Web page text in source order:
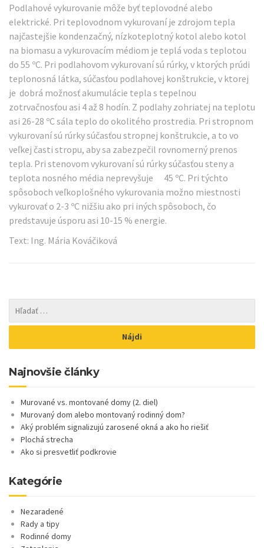
Podlahové vykurovanie môže byť teplovodné alebo
elektrické. Pri teplovodnom vykurovaní je zdrojom tepla
najčastejšie kondenzačný, nízkoteplotný kotol alebo kotol
na biomasu a vykurovacím médiom je teplá voda s teplotou
do 55 ºC. Pri podlahovom vykurovaní sú rúrky, v ktorých prúdi
teplonosná látka, súčasťou podlahovej konštrukcie, v ktorej
je dobrá možnosť akumulácie tepla s tepelnou
zotrvačnosťou asi 4 až 8 hodín. Z podlahy zohriatej na teplotu
asi 26-28 ºC sála teplo do okolitého prostredia. Pri stropnom
vykurovaní sú rúrky súčasťou stropnej konštrukcie, a to vo
veľkej časti stropu, aby sa zabezpečil rovnomerný prenos
tepla. Pri stenovom vykurovaní sú rúrky súčasťou steny a
teplota nosného média neprevyšuje 45 ºC. Pri týchto
spôsoboch veľkoplošného vykurovania možno miestnosti
vykurovať o 2-3 ºC nižšiu ako pri iných spôsoboch, čo
predstavuje úsporu asi 10-15 % energie.
Text: Ing. Mária Kováčiková
Najnovšie články
Murované vs. montované domy (2. diel)
Murovaný dom alebo montovaný rodinný dom?
Aký problém signalizujú zarosené okná a ako ho riešiť
Plochá strecha
Ako si presvetliť podkrovie
Kategórie
Nezaradené
Rady a tipy
Rodinné domy